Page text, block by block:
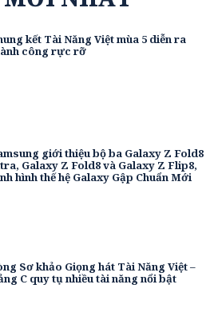
kết Tài Năng Việt mùa 5 diễn ra
công rực rỡ
giới thiệu bộ ba Galaxy Z Fold8
Galaxy Z Fold8 và Galaxy Z Flip8,
hình thế hệ Galaxy Gập Chuẩn Mới
Sơ khảo Giọng hát Tài Năng Việt –
C quy tụ nhiều tài năng nổi bật